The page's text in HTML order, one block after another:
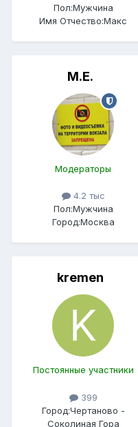
Пол:Мужчина
Имя Отчество:Макс
М.Е.
Модераторы
4.2 тыс
Пол:Мужчина
Город:Москва
kremen
Постоянные участники
399
Город:Чертаново -
Соколиная Гора